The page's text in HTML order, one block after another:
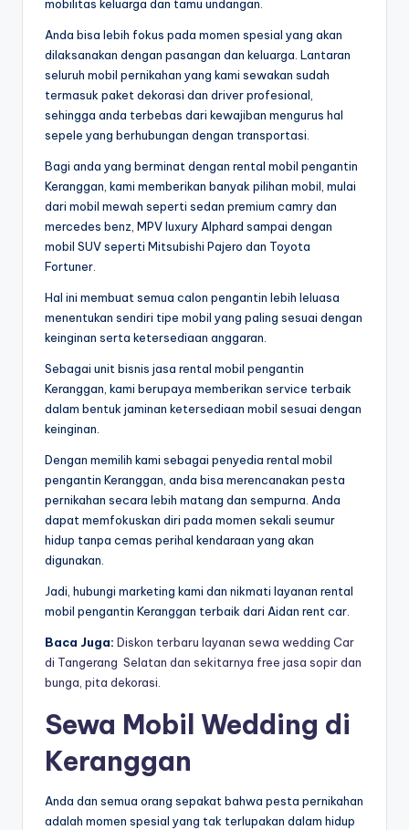
mobilitas keluarga dan tamu undangan.
Anda bisa lebih fokus pada momen spesial yang akan
dilaksanakan dengan pasangan dan keluarga. Lantaran
seluruh mobil pernikahan yang kami sewakan sudah
termasuk paket dekorasi dan driver profesional,
sehingga anda terbebas dari kewajiban mengurus hal
sepele yang berhubungan dengan transportasi.
Bagi anda yang berminat dengan rental mobil pengantin
Keranggan, kami memberikan banyak pilihan mobil, mulai
dari mobil mewah seperti sedan premium camry dan
mercedes benz, MPV luxury Alphard sampai dengan
mobil SUV seperti Mitsubishi Pajero dan Toyota
Fortuner.
Hal ini membuat semua calon pengantin lebih leluasa
menentukan sendiri tipe mobil yang paling sesuai dengan
keinginan serta ketersediaan anggaran.
Sebagai unit bisnis jasa rental mobil pengantin
Keranggan, kami berupaya memberikan service terbaik
dalam bentuk jaminan ketersediaan mobil sesuai dengan
keinginan.
Dengan memilih kami sebagai penyedia rental mobil
pengantin Keranggan, anda bisa merencanakan pesta
pernikahan secara lebih matang dan sempurna. Anda
dapat memfokuskan diri pada momen sekali seumur
hidup tanpa cemas perihal kendaraan yang akan
digunakan.
Jadi, hubungi marketing kami dan nikmati layanan rental
mobil pengantin Keranggan terbaik dari Aidan rent car.
Baca Juga: Diskon terbaru layanan sewa wedding Car
di Tangerang Selatan dan sekitarnya free jasa sopir dan
bunga, pita dekorasi.
Sewa Mobil Wedding di
Keranggan
Anda dan semua orang sepakat bahwa pesta pernikahan
adalah momen spesial yang tak terlupakan dalam hidup